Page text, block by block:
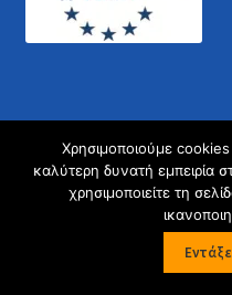
Athanasios Kouris ©
Χρησιμοποιούμε
καλύτερη δυνατή εμπειρία
χρησιμοποιείτε τη